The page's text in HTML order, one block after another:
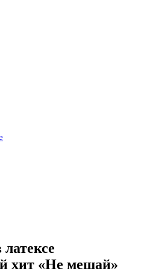
хит «Не мешай»